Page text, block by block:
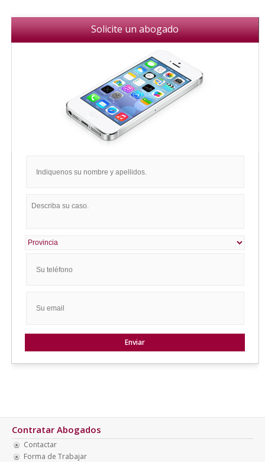
Solicite un abogado
Contratar Abogados
Contactar
Forma de Trabajar